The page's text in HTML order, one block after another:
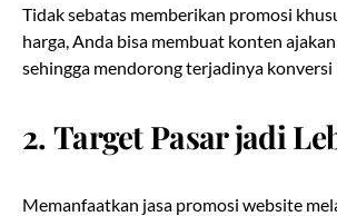
Tidak sebatas memberikan promosi
harga, Anda bisa membuat konten
sehingga mendorong terjadinya
2.Target Pasar jadi
Memanfaatkan jasa promosi website